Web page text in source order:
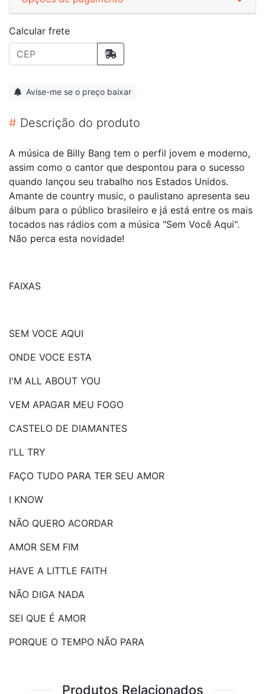
Calcular frete
Avise-me se o preço baixar
# Descrição do produto
A música de Billy Bang tem o perfil jovem e moderno,
assim como o cantor que despontou para o sucesso
quando lançou seu trabalho nos Estados Unidos.
Amante de country music, o paulistano apresenta seu
álbum para o público brasileiro e já está entre os mais
tocados nas rádios com a música "Sem Você Aqui".
Não perca esta novidade!
FAIXAS
SEM VOCE AQUI
ONDE VOCE ESTA
I'M ALL ABOUT YOU
VEM APAGAR MEU FOGO
CASTELO DE DIAMANTES
I'LL TRY
FAÇO TUDO PARA TER SEU AMOR
I KNOW
NÃO QUERO ACORDAR
AMOR SEM FIM
HAVE A LITTLE FAITH
NÃO DIGA NADA
SEI QUE É AMOR
PORQUE O TEMPO NÃO PARA
Produtos Relacionados